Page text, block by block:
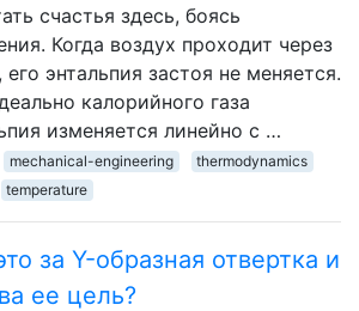
счастья здесь, боясь
Когда воздух проходит через
его энтальпия застоя не меняется.
калорийного газа
изменяется линейно с …
mechanical-engineering
thermodynamics
temperature
за Y-образная отвертка и
ее цель?